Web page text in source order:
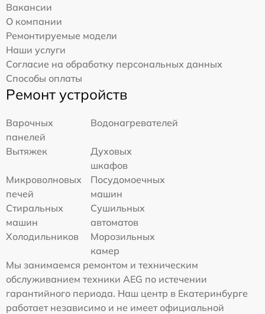
Вакансии
О компании
Ремонтируемые модели
Наши услуги
Согласие на обработку персональных данных
Способы оплаты
Ремонт устройств
Варочных
панелей
Водонагревателей
Вытяжек
Духовых
шкафов
Микроволновых
печей
Посудомоечных
машин
Стиральных
машин
Сушильных
автоматов
Холодильников
Морозильных
камер
Мы занимаемся ремонтом и техническим
обслуживанием техники AEG по истечении
гарантийного периода. Наш центр в Екатеринбурге
работает независимо и не имеет официальной